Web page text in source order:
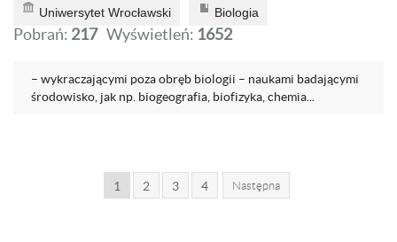
Uniwersytet Wrocławski Biologia
Pobrań: 217 Wyświetleń: 1652
– wykraczającymi poza obręb biologii – naukami badającymi
środowisko, jak np. biogeografia, biofizyka, chemia...
1 2 3 4 Następna